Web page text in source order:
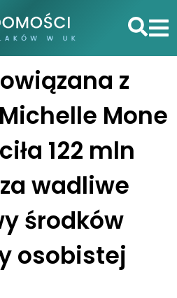
z
Mone
122 mln
wadliwe
środków
osobistej